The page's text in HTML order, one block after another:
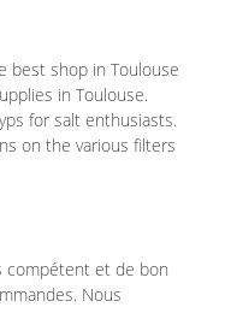
best shop in Toulouse
in Toulouse.
for salt enthusiasts.
on the various filters
compétent et de bon
Nous